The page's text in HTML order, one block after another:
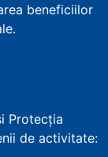
beneficiilor
Protecția
de activitate: